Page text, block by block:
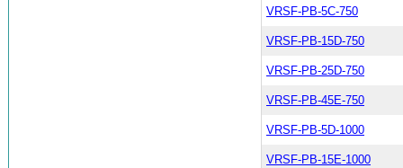
VRSF-PB-5C-750
VRSF-PB-15D-750
VRSF-PB-25D-750
VRSF-PB-45E-750
VRSF-PB-5D-1000
VRSF-PB-15E-1000